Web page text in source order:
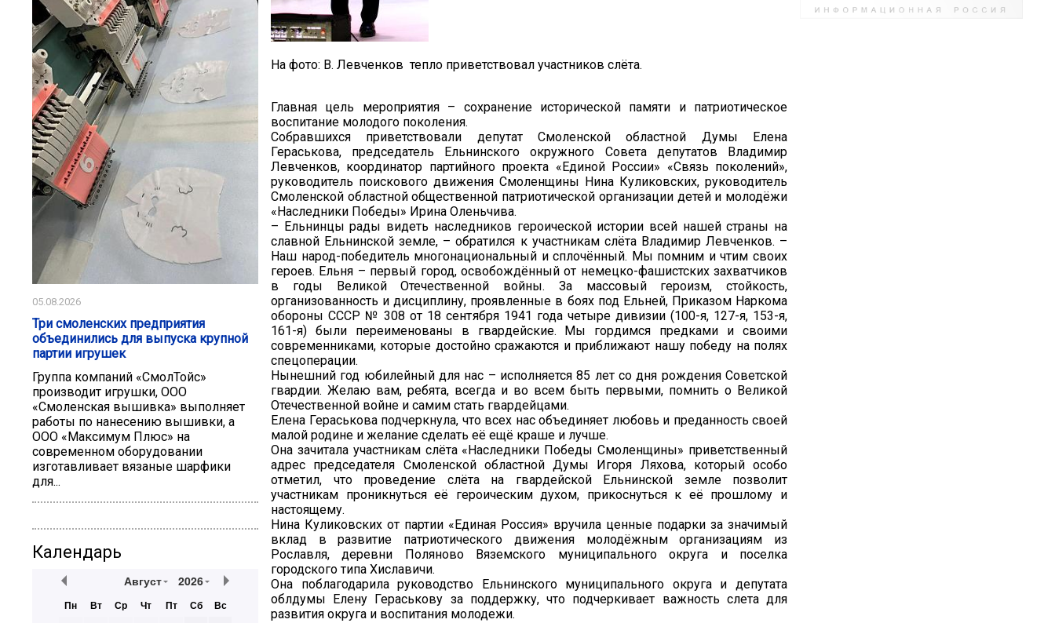
05.08.2026
Три смоленских предприятия
объединились для выпуска крупной
партии игрушек
Группа компаний «СмолТойс»
производит игрушки, ООО
«Смоленская вышивка» выполняет
работы по нанесению вышивки, а
ООО «Максимум Плюс» на
современном оборудовании
изготавливает вязаные шарфики
для...
Календарь
Август 2026
Пн Вт Ср Чт Пт Сб Вс
На фото: В. Левченков тепло приветствовал участников слёта.
Главная цель мероприятия – сохранение исторической памяти и патриотическое
воспитание молодого поколения.
Собравшихся приветствовали депутат Смоленской областной Думы Елена
Гераськова, председатель Ельнинского окружного Совета депутатов Владимир
Левченков, координатор партийного проекта «Единой России» «Связь поколений»,
руководитель поискового движения Смоленщины Нина Куликовских, руководитель
Смоленской областной общественной патриотической организации детей и молодёжи
«Наследники Победы» Ирина Оленьчива.
– Ельнинцы рады видеть наследников героической истории всей нашей страны на
славной Ельнинской земле, – обратился к участникам слёта Владимир Левченков. –
Наш народ-победитель многонациональный и сплочённый. Мы помним и чтим своих
героев. Ельня – первый город, освобождённый от немецко-фашистских захватчиков
в годы Великой Отечественной войны. За массовый героизм, стойкость,
организованность и дисциплину, проявленные в боях под Ельней, Приказом Наркома
обороны СССР № 308 от 18 сентября 1941 года четыре дивизии (100-я, 127-я, 153-я,
161-я) были переименованы в гвардейские. Мы гордимся предками и своими
современниками, которые достойно сражаются и приближают нашу победу на полях
спецоперации.
Нынешний год юбилейный для нас – исполняется 85 лет со дня рождения Советской
гвардии. Желаю вам, ребята, всегда и во всем быть первыми, помнить о Великой
Отечественной войне и самим стать гвардейцами.
Елена Гераськова подчеркнула, что всех нас объединяет любовь и преданность своей
малой родине и желание сделать её ещё краше и лучше.
Она зачитала участникам слёта «Наследники Победы Смоленщины» приветственный
адрес председателя Смоленской областной Думы Игоря Ляхова, который особо
отметил, что проведение слёта на гвардейской Ельнинской земле позволит
участникам проникнуться её героическим духом, прикоснуться к её прошлому и
настоящему.
Нина Куликовских от партии «Единая Россия» вручила ценные подарки за значимый
вклад в развитие патриотического движения молодёжным организациям из
Рославля, деревни Поляново Вяземского муниципального округа и поселка
городского типа Хиславичи.
Она поблагодарила руководство Ельнинского муниципального округа и депутата
облдумы Елену Гераськову за поддержку, что подчеркивает важность слета для
развития округа и воспитания молодежи.